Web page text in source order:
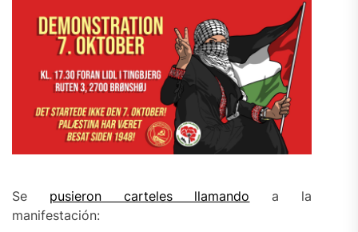
Se pusieron carteles llamando a la
manifestación: